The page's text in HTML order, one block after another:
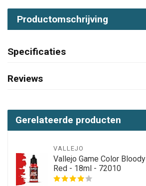
Productomschrijving
Specificaties
Reviews
Gerelateerde producten
VALLEJO
Vallejo Game Color Bloody
Red - 18ml - 72010